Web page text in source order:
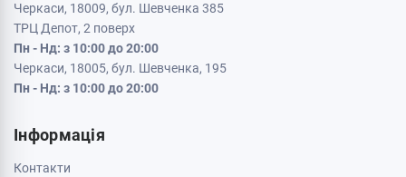
Черкаси, 18009, бул. Шевченка 385
ТРЦ Депот, 2 поверх
Пн - Нд: з 10:00 до 20:00
Черкаси, 18005, бул. Шевченка, 195
Пн - Нд: з 10:00 до 20:00
Інформація
Контакти